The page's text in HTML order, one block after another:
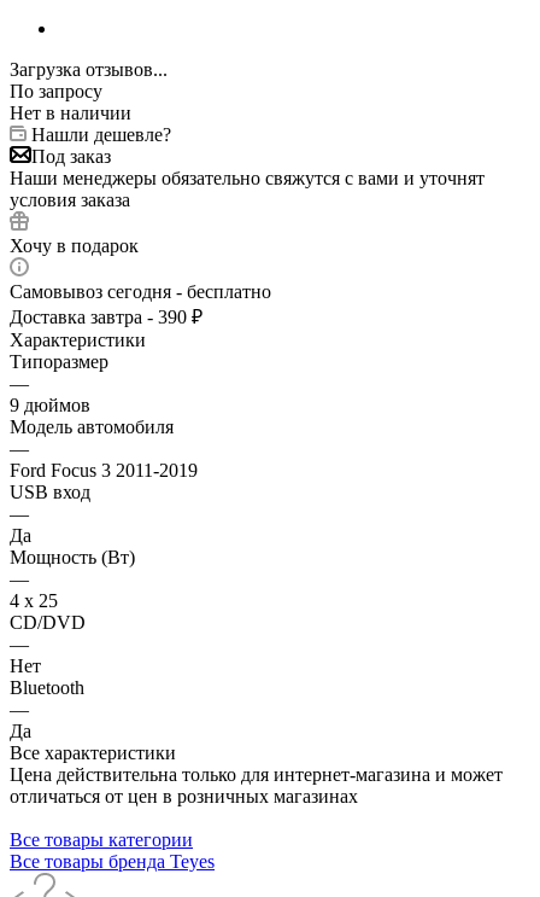
Загрузка отзывов...
По запросу
Нет в наличии
Нашли дешевле?
Под заказ
Наши менеджеры обязательно свяжутся с вами и уточнят
условия заказа
Хочу в подарок
Самовывоз сегодня - бесплатно
Доставка завтра - 390 ₽
Характеристики
Типоразмер
—
9 дюймов
Модель автомобиля
—
Ford Focus 3 2011-2019
USB вход
—
Да
Мощность (Вт)
—
4 х 25
CD/DVD
—
Нет
Bluetooth
—
Да
Все характеристики
Цена действительна только для интернет-магазина и может
отличаться от цен в розничных магазинах
Все товары категории
Все товары бренда Teyes